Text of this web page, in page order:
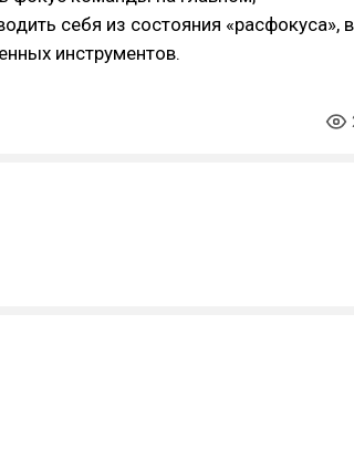
себя из состояния «расфокуса», в
инструментов.